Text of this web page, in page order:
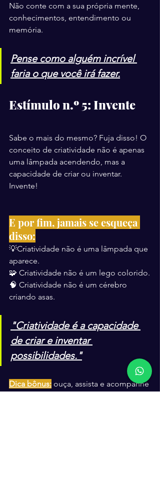
Não conte com a sua própria mente,
conhecimentos, entendimento ou
memória.
Pense como alguém incrível
faria o que você irá fazer.
Estímulo n.º 5: Invente
Sabe o mais do mesmo? Fuja disso! O
conceito de criatividade não é apenas
uma lâmpada acendendo, mas a
capacidade de criar ou inventar.
Invente!
E por fim, jamais se esqueça
disso:
💡Criatividade não é uma lâmpada que
aparece.
🧩 Criatividade não é um lego colorido.
🧠 Criatividade não é um cérebro
criando asas.
"Criatividade é a capacidade
de criar e inventar
possibilidades."
Dica bônus: ouça, assista e acompanhe